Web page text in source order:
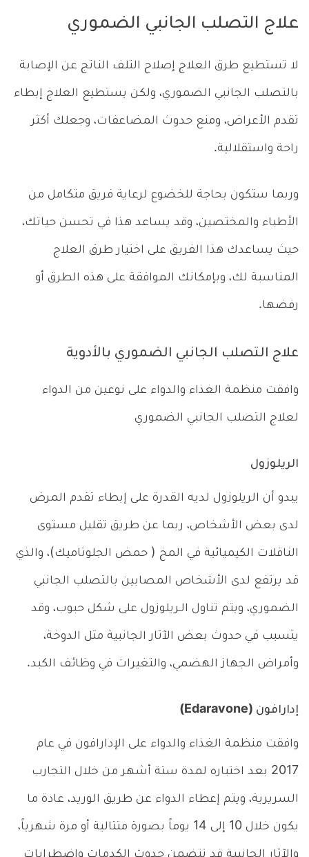
علاج التصلب الجانبي الضموري
لا تستطيع طرق العلاج إصلاح التلف الناتج عن الإصابة
بالتصلب الجانبي الضموري، ولكن يستطيع العلاج إبطاء
تقدم الأعراض، ومنع حدوث المضاعفات، وجعلك أكثر
راحة واستقلالية.
وربما ستكون بحاجة للخضوع لرعاية فريق متكامل من
الأطباء والمختصين، وقد يساعد هذا في تحسن حياتك،
حيث يساعدك هذا الفريق على اختيار طرق العلاج
المناسبة لك، وبإمكانك الموافقة على هذه الطرق أو
رفضها.
علاج التصلب الجانبي الضموري بالأدوية
وافقت منظمة الغذاء والدواء على نوعين من الدواء
لعلاج التصلب الجانبي الضموري
الريلوزول
يبدو أن الريلوزول لديه القدرة على إبطاء تقدم المرض
لدى بعض الأشخاص، ربما عن طريق تقليل مستوى
الناقلات الكيميائية في المخ ( حمض الجلوتاميك)، والذي
قد يرتفع لدى الأشخاص المصابين بالتصلب الجانبي
الضموري، ويتم تناول الـريلوزول على شكل حبوب، وقد
يتسبب في حدوث بعض الآثار الجانبية مثل الدوخة،
وأمراض الجهاز الهضمي، والتغيرات في وظائف الكبد.
إدارافون (Edaravone)
وافقت منظمة الغذاء والدواء على الإدارافون في عام
2017 بعد اختباره لمدة ستة أشهر من خلال التجارب
السريرية، ويتم إعطاء الدواء عن طريق الوريد، عادة ما
يكون خلال 10 إلى 14 يوماً بصورة متتالية أو مرة شهرياً،